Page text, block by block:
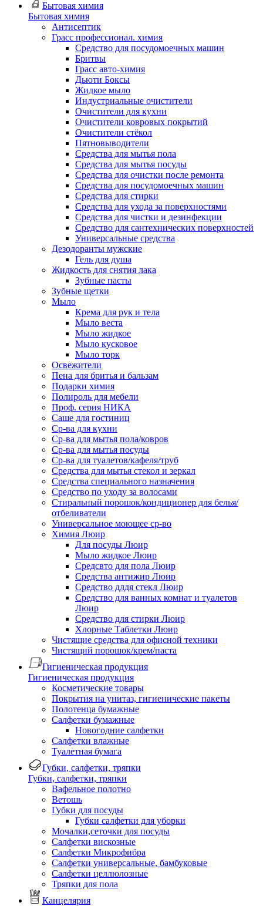
Бытовая химия
Бытовая химия
Антисептик
Грасс профессионал. химия
Cредство для посудомоечных машин
Бритвы
Грасс авто-химия
Дьюти Боксы
Жидкое мыло
Индустриальные очистители
Очистители для кухни
Очистители ковровых покрытий
Очистители стёкол
Пятновыводители
Средства для мытья пола
Средства для мытья посуды
Средства для очистки после ремонта
Средства для посудомоечных машин
Средства для стирки
Средства для ухода за поверхностями
Средства для чистки и дезинфекции
Средство для сантехнических поверхностей
Универсальные средства
Дезодоранты мужские
Гель для душа
Жидкость для снятия лака
Зубные пасты
Зубные щетки
Мыло
Крема для рук и тела
Мыло веста
Мыло жидкое
Мыло кусковое
Мыло торк
Освежители
Пена для бритья и бальзам
Подарки химия
Полироль для мебели
Проф. серия НИКА
Саше для гостиниц
Ср-ва для кухни
Ср-ва для мытья пола/ковров
Ср-ва для мытья посуды
Ср-ва для туалетов/кафеля/труб
Средства для мытья стекол и зеркал
Средства специального назначения
Средство по уходу за волосами
Стиральный порошок/кондиционер для белья/
отбеливатели
Универсальное моющее ср-во
Химия Люир
Для посуды Люир
Мыло жидкое Люир
Средсвто для пола Люир
Средства антижир Люир
Средство длдя стекл Люир
Средство для ванных комнат и туалетов
Люир
Средство для стирки Люир
Хлорные Таблетки Люир
Чистящие средства для офисной техники
Чистящий порошок/крем/паста
Гигиеническая продукция
Гигиеническая продукция
Косметические товары
Покрытия на унитаз, гигиенические пакеты
Полотенца бумажные
Салфетки бумажные
Новогодние салфетки
Салфетки влажные
Туалетная бумага
Губки, салфетки, тряпки
Губки, салфетки, тряпки
Вафельное полотно
Ветошь
Губки для посуды
Губки салфетки для уборки
Мочалки,сеточки для посуды
Салфетки вискозные
Салфетки Микрофибра
Салфетки универсальные, бамбуковые
Салфетки целлюлозные
Тряпки для пола
Канцелярия